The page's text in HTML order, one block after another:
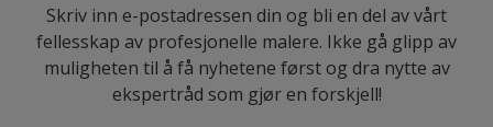
Skriv inn e-postadressen din og bli en del av vårt
fellesskap av profesjonelle malere. Ikke gå glipp av
muligheten til å få nyhetene først og dra nytte av
ekspertråd som gjør en forskjell!